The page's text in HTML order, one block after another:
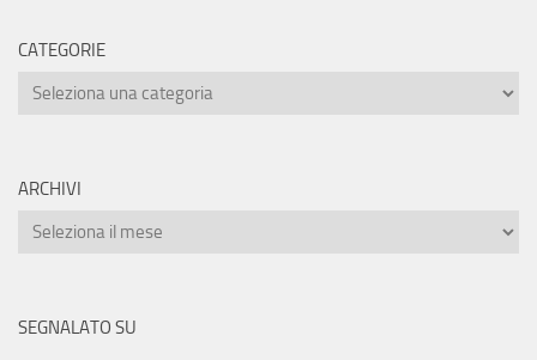
CATEGORIE
ARCHIVI
SEGNALATO SU